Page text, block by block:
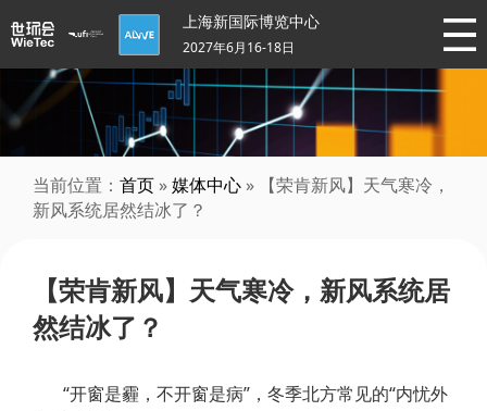
上海新国际博览中心
2027年6月16-18日
当前位置： 首页 »媒体中心 » 【荣肯新风】天气寒冷，
新风系统居然结冰了？
【荣肯新风】天气寒冷，新风系统居
然结冰了？
“开窗是霾，不开窗是病”，冬季北方常见的“内忧外